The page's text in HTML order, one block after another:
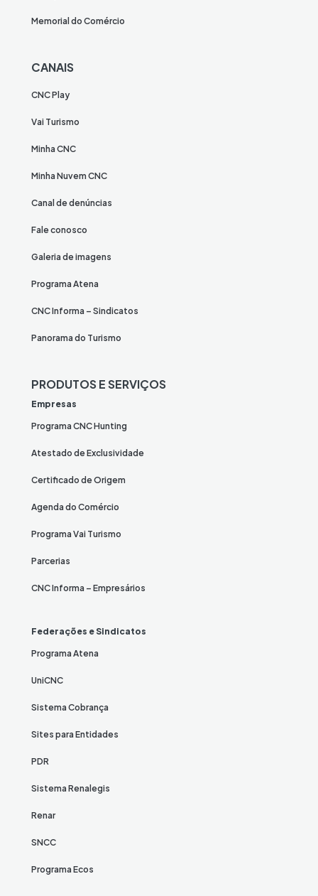
Memorial do Comércio
CANAIS
CNC Play
Vai Turismo
Minha CNC
Minha Nuvem CNC
Canal de denúncias
Fale conosco
Galeria de imagens
Programa Atena
CNC Informa – Sindicatos
Panorama do Turismo
PRODUTOS E SERVIÇOS
Empresas
Programa CNC Hunting
Atestado de Exclusividade
Certificado de Origem
Agenda do Comércio
Programa Vai Turismo
Parcerias
CNC Informa – Empresários
Federações e Sindicatos
Programa Atena
UniCNC
Sistema Cobrança
Sites para Entidades
PDR
Sistema Renalegis
Renar
SNCC
Programa Ecos